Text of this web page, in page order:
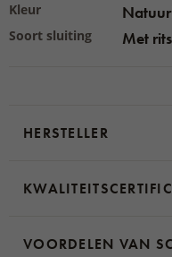
Kleur
Soort sluiting Met
HERSTELLER
VOORDELEN VAN